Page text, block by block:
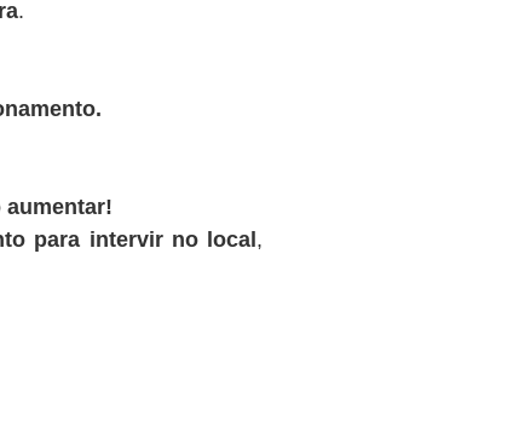
.
aumentar!
para intervir no local ,